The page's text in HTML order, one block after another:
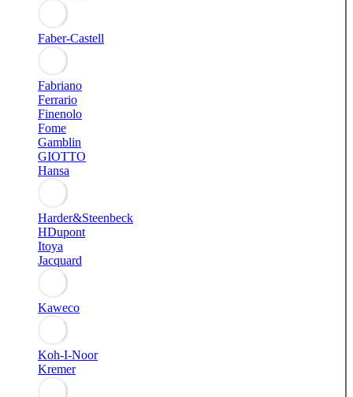
Faber-Castell
Fabriano
Ferrario
Finenolo
Fome
Gamblin
GIOTTO
Hansa
Harder&Steenbeck
HDupont
Itoya
Jacquard
Kaweco
Koh-I-Noor
Kremer